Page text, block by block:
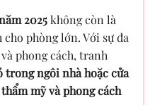
2025không còn là
phòng lớn. Với sự đa
phong cách, tranh
ngôi nhà hoặc cửa
mỹ và phong cách